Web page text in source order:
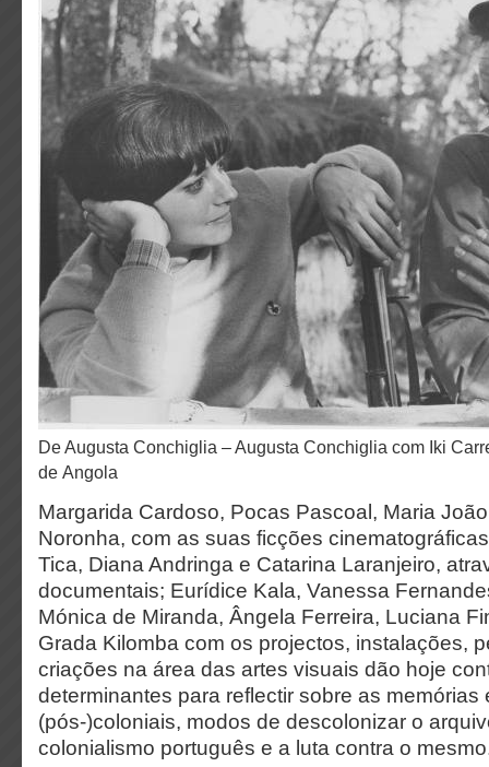
De Augusta Conchiglia – Augusta Conchiglia com Iki Carrera, junho de 1968, Este
de Angola
Margarida Cardoso, Pocas Pascoal, Maria
Noronha, com as suas ficções
Tica, Diana Andringa e Catarina Laranjeiro,
documentais; Eurídice Kala, Vanessa
Mónica de Miranda, Ângela Ferreira, Luciana
Grada Kilomba com os projectos, instalações,
criações na área das artes visuais dão hoje
determinantes para reflectir sobre as memórias
(pós-)coloniais, modos de descolonizar o
colonialismo português e a luta contra o